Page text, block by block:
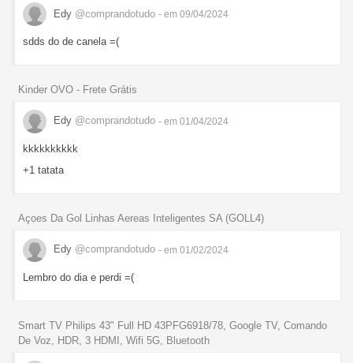
Edy @comprandotudo - em 09/04/2024
sdds do de canela =(
Kinder OVO - Frete Grátis
Edy @comprandotudo - em 01/04/2024
kkkkkkkkkk
+1 tatata
Açoes Da Gol Linhas Aereas Inteligentes SA (GOLL4)
Edy @comprandotudo - em 01/02/2024
Lembro do dia e perdi =(
Smart TV Philips 43" Full HD 43PFG6918/78, Google TV, Comando
De Voz, HDR, 3 HDMI, Wifi 5G, Bluetooth